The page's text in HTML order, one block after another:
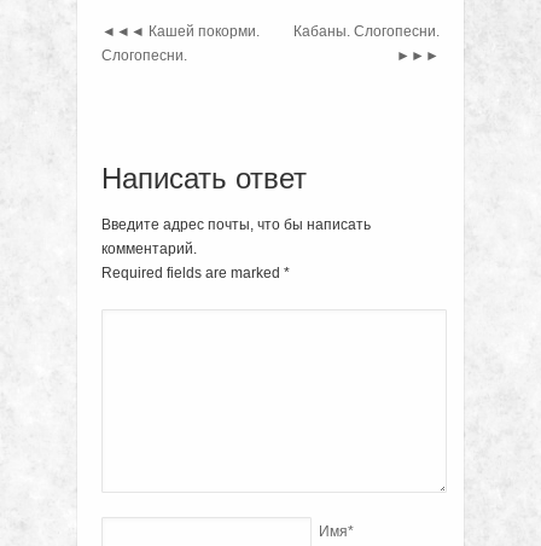
◄◄◄ Кашей покорми.
Слогопесни.
Кабаны. Слогопесни.
►►►
Написать ответ
Введите адрес почты, что бы написать
комментарий.
Required fields are marked *
Имя*